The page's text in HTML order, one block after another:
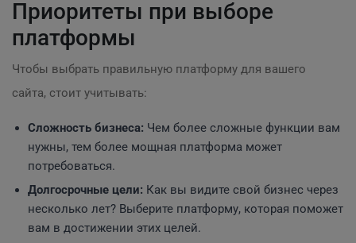
Приоритеты при выборе
платформы
Чтобы выбрать правильную платформу для вашего
сайта, стоит учитывать:
Сложность бизнеса: Чем более сложные функции вам
нужны, тем более мощная платформа может
потребоваться.
Долгосрочные цели: Как вы видите свой бизнес через
несколько лет? Выберите платформу, которая поможет
вам в достижении этих целей.